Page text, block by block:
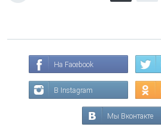
На Facebook
В Instagram
Мы Вконтакте